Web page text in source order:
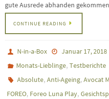
gute Ausrede abhanden
CONTINUE READING
N-in-a-Box
Januar 17, 2018
Monats-Lieblinge,Testberichte
Absolute,Anti-Ageing,Avocat
FOREO, Foreo Luna Play,